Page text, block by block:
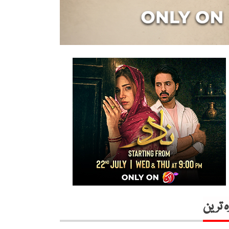
ترین